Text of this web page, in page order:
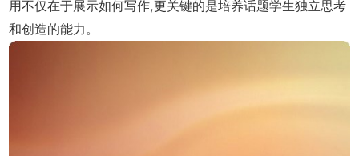
用不仅在于展示如何写作,更关键的是培养话题学生独立思考
和创造的能力。